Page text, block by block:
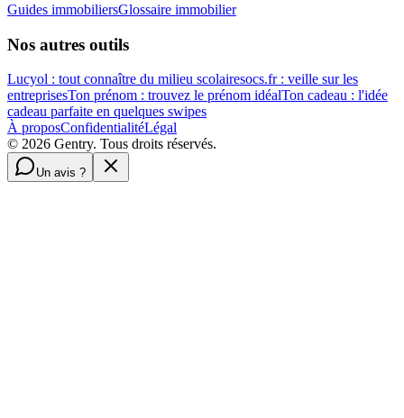
Guides immobiliersGlossaire immobilier
Nos autres outils
Lucyol : tout connaître du milieu scolairesocs.fr : veille sur les
entreprisesTon prénom : trouvez le prénom idéalTon cadeau : l'idée
cadeau parfaite en quelques swipes
À proposConfidentialitéLégal
© 2026 Gentry. Tous droits réservés.
Un avis ?